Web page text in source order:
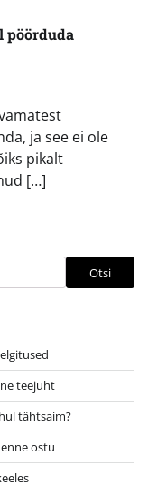
pöörduda
ja see ei ole
pikalt
[…]
Otsi
teejuht
tähtsaim?
ostu